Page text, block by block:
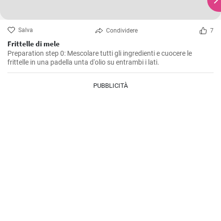
Salva Condividere 7
Frittelle di mele
Preparation step 0: Mescolare tutti gli ingredienti e cuocere le
frittelle in una padella unta d'olio su entrambi i lati.
PUBBLICITÀ